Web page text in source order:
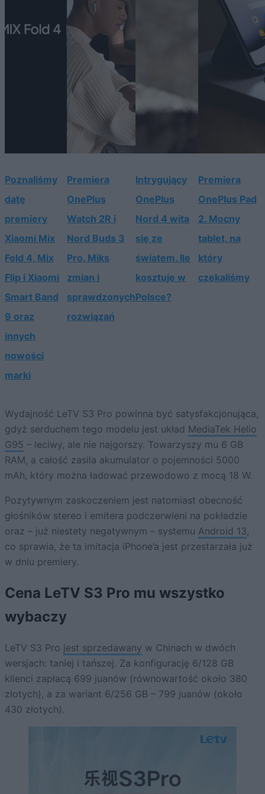
Poznaliśmy
datę
premiery
Xiaomi Mix
Fold 4, Mix
Flip i Xiaomi
Smart Band
9 oraz
innych
nowości
marki
Premiera
OnePlus
Watch 2R i
Nord Buds 3
Pro. Miks
zmian i
sprawdzonych
rozwiązań
Intrygujący
OnePlus
Nord 4 wita
się ze
światem. Ile
kosztuje w
Polsce?
Premiera
OnePlus Pad
2. Mocny
tablet, na
który
czekaliśmy
Wydajność LeTV S3 Pro powinna być satysfakcjonująca,
gdyż serduchem tego modelu jest układ MediaTek Helio
G95 – leciwy, ale nie najgorszy. Towarzyszy mu 6 GB
RAM, a całość zasila akumulator o pojemności 5000
mAh, który można ładować przewodowo z mocą 18 W.
Pozytywnym zaskoczeniem jest natomiast obecność
głośników stereo i emitera podczerwieni na pokładzie
oraz – już niestety negatywnym – systemu Android 13,
co sprawia, że ta imitacja iPhone’a jest przestarzała już
w dniu premiery.
Cena LeTV S3 Pro mu wszystko
wybaczy
LeTV S3 Pro jest sprzedawany w Chinach w dwóch
wersjach: taniej i tańszej. Za konfigurację 6/128 GB
klienci zapłacą 699 juanów (równowartość około 380
złotych), a za wariant 6/256 GB – 799 juanów (około
430 złotych).